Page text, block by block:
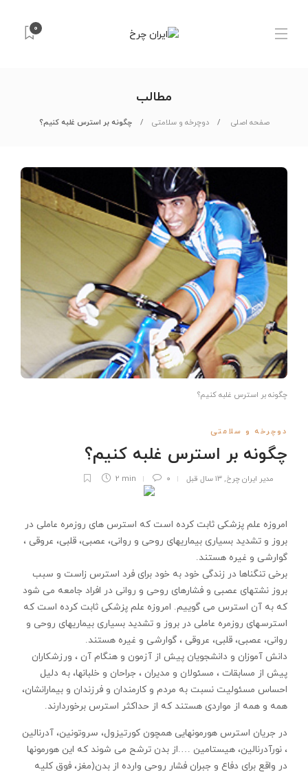
۰
مطالب
صفحه اصلی دوچرخه و سلامتی چگونه بر استرس غلبه کنیم؟
چگونه بر استرس غلبه کنیم؟
دوچرخه و سلامتی
چگونه بر استرس غلبه کنیم؟
مدیر ایران چرخ, ۱۳ سال قبل ۰ 2 min
امروزه علم پزشکی ثابت کرده است که استرس های روزمره عاملی در
بروز و تشدید بسیاری بیماریهای روحی و روانی، عصبی، قلبی، عروقی ،
گوارشی و غیره هستند.
برخی تنگناها در زندگی خود به خود برای فرد استرس زاست و سبب
بروز نشتهای عصبی و فشارهای روحی و روانی در افراد جامعه می شود
که به آن استرس می گوییم. امروزه علم پزشکی ثابت کرده است که
استرسهای روزمره عاملی در بروز و تشدید بسیاری بیماریهای روحی و
روانی، عصبی، قلبی، عروقی ، گوارشی و غیره هستند.
دانش آموزان و دانشجویان پیش از آزمون و هنگام آن ، ورزشکاران
پیش از مسابقات ، مسئولان و مدیران ، جراحان و خلبانها، به دلیل
احساس مسئولیت نسبت به مردم و کارمندان و فرزندان و بیمارانشان،
همه و همه از مواردی هستند که از حداکثر استرس برخوردارند.
در جریان استرس هورمونهایی همچون کورتیزول، سروتونین، آدرنالین
، نورآدرنالین، هیستامین ….از بدن ترشح می شوند که این هورمونها
در واقع برای دفاع و جبران فشار روحی وارده از بدن(مغز، فوق کلیه